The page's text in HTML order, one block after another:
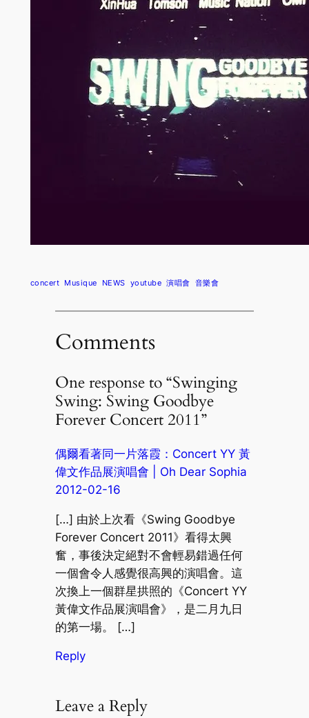
concert Musique NEWS youtube 演唱會 音樂會
Comments
One response to “Swinging
Swing: Swing Goodbye
Forever Concert 2011”
偶爾看著同一片落霞：Concert YY 黃
偉文作品展演唱會 | Oh Dear Sophia
2012-02-16
[…] 由於上次看《Swing Goodbye
Forever Concert 2011》看得太興
奮，事後決定絕對不會輕易錯過任何
一個會令人感覺很高興的演唱會。這
次換上一個群星拱照的《Concert YY
黃偉文作品展演唱會》，是二月九日
的第一場。 […]
Reply
Leave a Reply